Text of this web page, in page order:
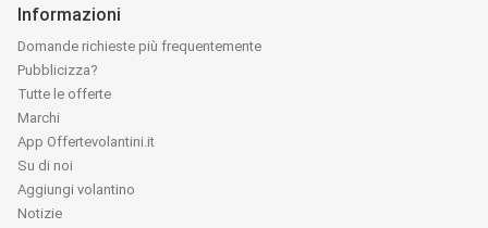
Informazioni
Domande richieste più frequentemente
Pubblicizza?
Tutte le offerte
Marchi
App Offertevolantini.it
Su di noi
Aggiungi volantino
Notizie